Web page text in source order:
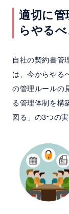
適切に
らやる
自社の契約書管
は、今からやる
の管理ルールの
る管理体制を構
図る」の3つの